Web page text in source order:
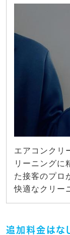
エアコンクリ
リーニングに
た接客のプロ
快適なクリー
追加料金はな